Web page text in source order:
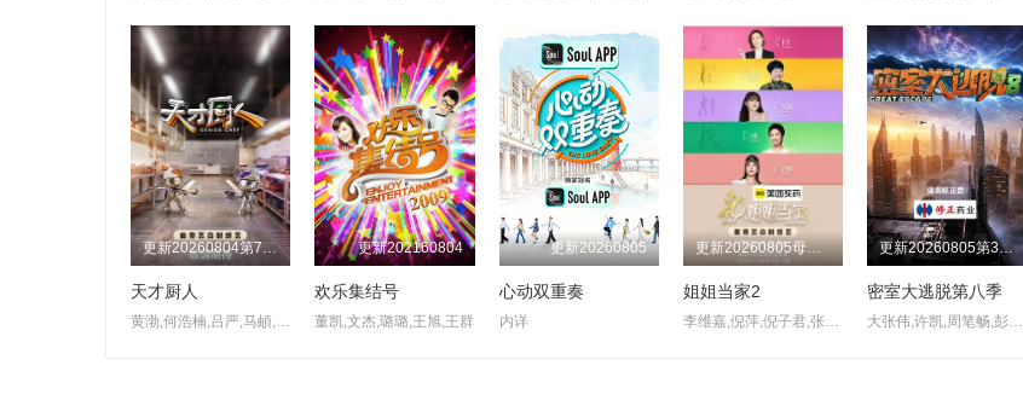
更新20260804第7期天才厨房
天才厨人
黄渤,何浩楠,吕严,马頔,王祖蓝,杨超越,岳云鹏,张柏芝
更新202160804
欢乐集结号
董凯,文杰,璐璐,王旭,王群
更新20260805
心动双重奏
内详
更新20260805母带2第4期上
姐姐当家2
李维嘉,倪萍,倪子君,张泉灵,杜华,房主任,冉莹颖,小鹿,徐梦桃
更新20260805第3期：公馆离情Ⅰ上
密室大逃脱第八季
大张伟,许凯,周笔畅,彭昱畅,张真源,陈哲远